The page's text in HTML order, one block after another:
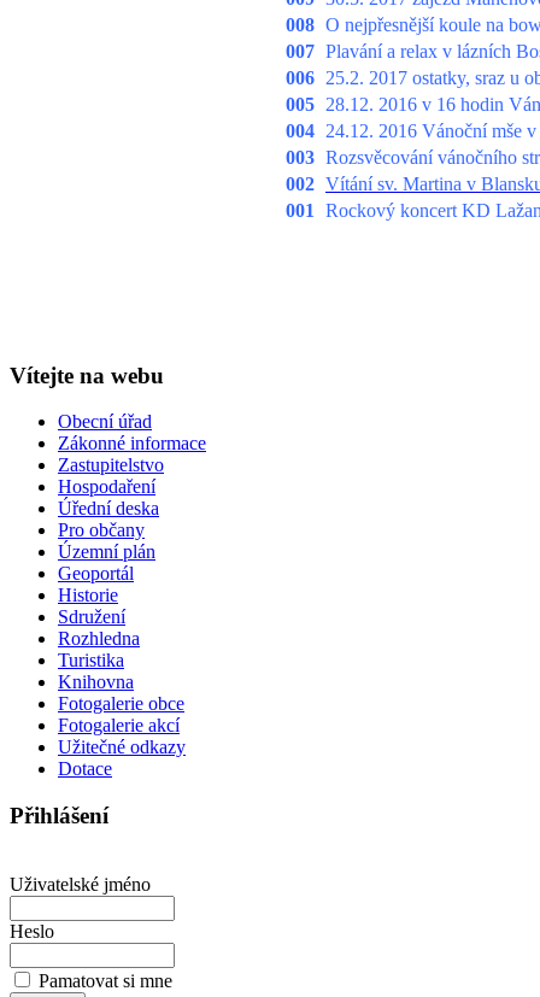
008 O nejpřesnější koule na
007 Plavání a relax v lázních
006
25.2. 2017 ostatky, sraz u
005
28.12. 2016 v 16 hodin
004
24.12. 2016 Vánoční mše
003 Rozsvěcování vánočního
002 Vítání sv. Martina v
001
Rockový koncert KD
Vítejte na webu
Obecní úřad
Zákonné informace
Zastupitelstvo
Hospodaření
Úřední deska
Pro občany
Územní plán
Geoportál
Historie
Sdružení
Rozhledna
Turistika
Knihovna
Fotogalerie obce
Fotogalerie akcí
Užitečné odkazy
Dotace
Přihlášení
Uživatelské jméno
Heslo
Pamatovat si mne